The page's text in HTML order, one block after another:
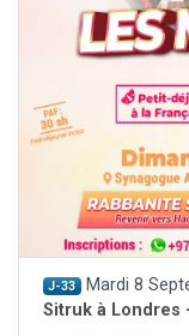
J-33 Mardi 8
Sitruk à Londres